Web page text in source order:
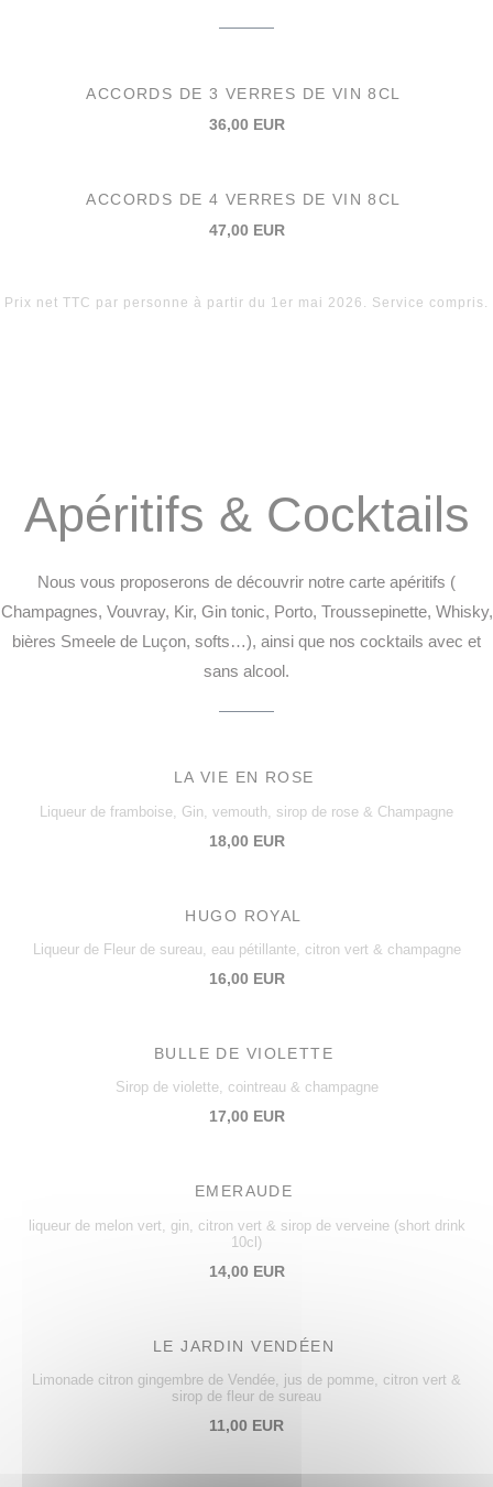
ACCORDS DE 3 VERRES DE VIN 8CL
36,00 EUR
ACCORDS DE 4 VERRES DE VIN 8CL
47,00 EUR
Prix net TTC par personne à partir du 1er mai 2026. Service compris.
Apéritifs & Cocktails
Nous vous proposerons de découvrir notre carte apéritifs (
Champagnes, Vouvray, Kir, Gin tonic, Porto, Troussepinette, Whisky,
bières Smeele de Luçon, softs…), ainsi que nos cocktails avec et
sans alcool.
LA VIE EN ROSE
Liqueur de framboise, Gin, vemouth, sirop de rose & Champagne
18,00 EUR
HUGO ROYAL
Liqueur de Fleur de sureau, eau pétillante, citron vert & champagne
16,00 EUR
BULLE DE VIOLETTE
Sirop de violette, cointreau & champagne
17,00 EUR
EMERAUDE
liqueur de melon vert, gin, citron vert & sirop de verveine (short drink
10cl)
14,00 EUR
LE JARDIN VENDÉEN
Limonade citron gingembre de Vendée, jus de pomme, citron vert &
sirop de fleur de sureau
11,00 EUR